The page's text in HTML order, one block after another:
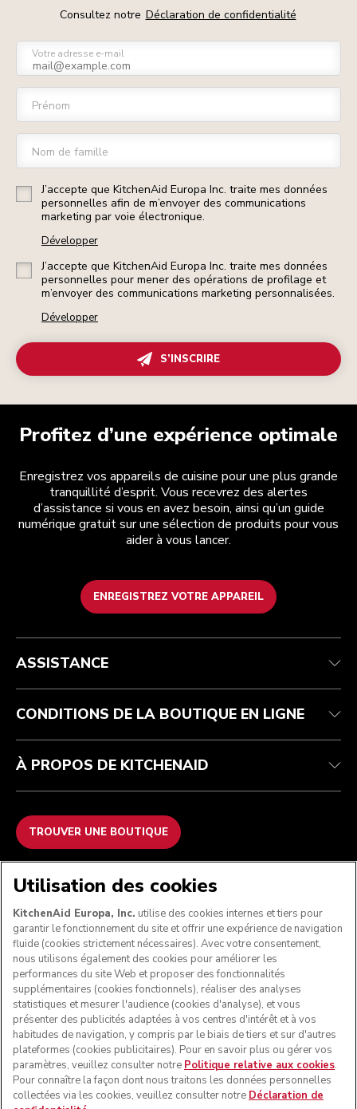
Consultez notre Déclaration de confidentialité
Votre adresse e-mail
Prénom
Nom de famille
J’accepte que KitchenAid Europa Inc. traite mes données
personnelles afin de m’envoyer des communications
marketing par voie électronique.
Développer
J’accepte que KitchenAid Europa Inc. traite mes données
personnelles pour mener des opérations de profilage et
m’envoyer des communications marketing personnalisées.
Développer
S’INSCRIRE
Profitez d’une expérience optimale
Enregistrez vos appareils de cuisine pour une plus grande
tranquillité d’esprit. Vous recevrez des alertes
d’assistance si vous en avez besoin, ainsi qu’un guide
numérique gratuit sur une sélection de produits pour vous
aider à vous lancer.
ENREGISTREZ VOTRE APPAREIL
Service après-vente
Garantie et documents
Contactez-nous
Conditions générales de vente
Retours et remboursements
Imprint
ODR
La marque
Trouver une boutique
ASSISTANCE
CONDITIONS DE LA BOUTIQUE EN LIGNE
À PROPOS DE KITCHENAID
TROUVER UNE BOUTIQUE
NOUS ACCEPTONS
SUIVEZ-NOUS
Utilisation des cookies
KitchenAid Europa, Inc. utilise des cookies internes et tiers pour
garantir le fonctionnement du site et offrir une expérience de navigation
fluide (cookies strictement nécessaires). Avec votre consentement,
nous utilisons également des cookies pour améliorer les
performances du site Web et proposer des fonctionnalités
supplémentaires (cookies fonctionnels), réaliser des analyses
statistiques et mesurer l'audience (cookies d'analyse), et vous
présenter des publicités adaptées à vos centres d'intérêt et à vos
habitudes de navigation, y compris par le biais de tiers et sur d'autres
plateformes (cookies publicitaires). Pour en savoir plus ou gérer vos
paramètres, veuillez consulter notre Politique relative aux cookies.
Pour connaître la façon dont nous traitons les données personnelles
collectées via les cookies, veuillez consulter notre Déclaration de